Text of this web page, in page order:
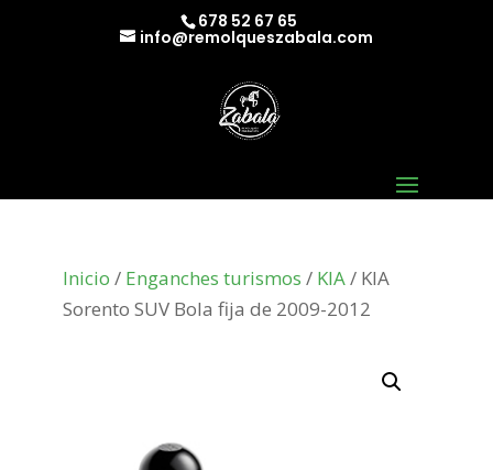
678 52 67 65
info@remolqueszabala.com
Inicio / Enganches turismos / KIA/ KIA
Sorento SUV Bola fija de 2009-2012